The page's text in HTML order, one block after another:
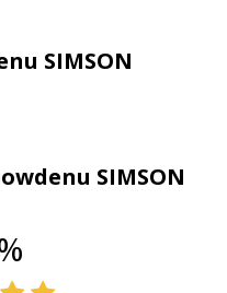
SIMSON
SIMSON